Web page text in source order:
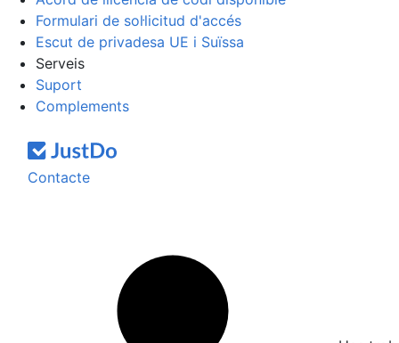
Formulari de sol·licitud d'accés
Escut de privadesa UE i Suïssa
Serveis
Suport
Complements
Contacte